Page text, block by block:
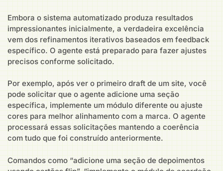
Embora o sistema automatizado produza resultados
impressionantes inicialmente, a verdadeira excelência
vem dos refinamentos iterativos baseados em feedback
específico. O agente está preparado para fazer ajustes
precisos conforme solicitado.
Por exemplo, após ver o primeiro draft de um site, você
pode solicitar que o agente adicione uma seção
específica, implemente um módulo diferente ou ajuste
cores para melhor alinhamento com a marca. O agente
processará essas solicitações mantendo a coerência
com tudo que foi construído anteriormente.
Comandos como “adicione uma seção de depoimentos